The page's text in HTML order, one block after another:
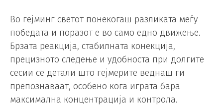
Во гејминг светот понекогаш разликата меѓу
победата и поразот е во само едно движење.
Брзата реакција, стабилната конекција,
прецизното следење и удобноста при долгите
сесии се детали што гејмерите веднаш ги
препознаваат, особено кога играта бара
максимална концентрација и контрола.